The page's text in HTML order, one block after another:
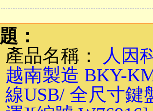
：
產品名稱：
人因
越南製造 BKY-
線USB/ 全尺寸鍵